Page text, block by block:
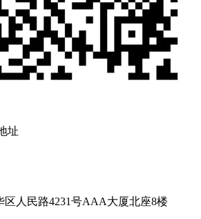
址
区人民路4231号AAA大厦北座8楼